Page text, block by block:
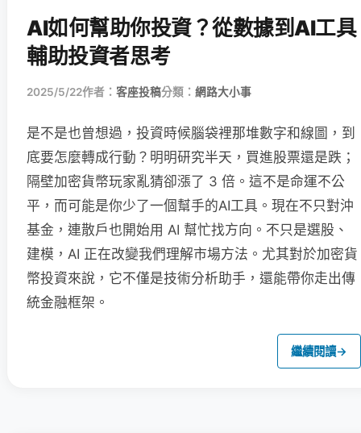
AI如何幫助你投資？從數據到AI工具
輔助投資者思考
2025/5/22作者： 客座投稿分類： 網路大小事
是不是也曾想過，投資時候腦袋裡那堆數字和線圖，到
底要怎麼轉成行動？明明研究半天，買進股票還是跌；
隔壁加密貨幣玩家亂猜卻漲了 3 倍。這不是命運不公
平，而可能是你少了一個幫手的AI工具。現在不只對沖
基金，連散戶也開始用 AI 幫忙找方向。不只是選股、
建模，AI 正在改變我們理解市場方法。尤其對於加密貨
幣投資來說，它不僅是技術分析助手，還能帶你走出傳
統金融框架。
繼續閱讀→